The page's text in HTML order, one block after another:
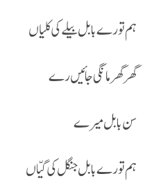
ہم تورے بابل بیلے کی کلیاں
گھر گھر مانگی جائیں رے
سن بابل میرے
ہم تورے بابل جنگل کی گیّاں